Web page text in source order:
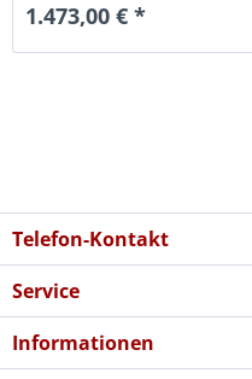
1.473,00 € *
Telefon-Kontakt
Service
Informationen